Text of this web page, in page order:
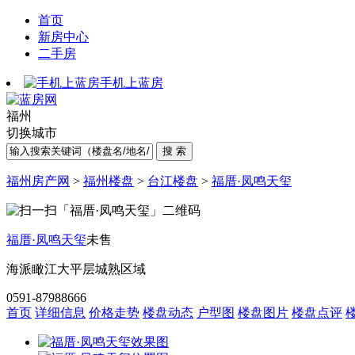
首页
新房中心
二手房
手机上蓝房
福州
切换城市
福州房产网 > 福州楼盘 > 台江楼盘 > 福厝·凤鸣天玺
福厝·凤鸣天玺未售
海派瞰江大平层城熟区域
0591-87988666
首页 详细信息 价格走势 楼盘动态 户型图 楼盘图片 楼盘点评